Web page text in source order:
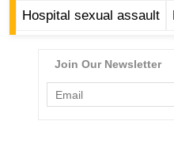
वुHospital sexual assault